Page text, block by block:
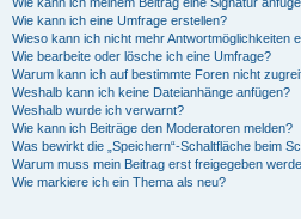
Wie kann ich eine Umfrage erstellen?
Wieso kann ich nicht mehr Antwortmöglichkeiten
Wie bearbeite oder lösche ich eine Umfrage?
Warum kann ich auf bestimmte Foren nicht
Weshalb kann ich keine Dateianhänge anfügen?
Weshalb wurde ich verwarnt?
Wie kann ich Beiträge den Moderatoren melden?
Was bewirkt die „Speichern“-Schaltfläche beim
Warum muss mein Beitrag erst freigegeben
Wie markiere ich ein Thema als neu?